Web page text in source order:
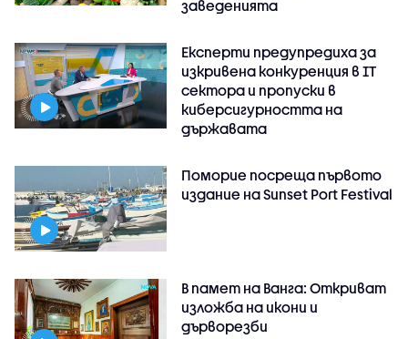
заведенията
Експерти предупредиха за
изкривена конкуренция в IT
сектора и пропуски в
киберсигурността на
държавата
Поморие посреща първото
издание на Sunset Port Festival
В памет на Ванга: Откриват
изложба на икони и
дърворезби